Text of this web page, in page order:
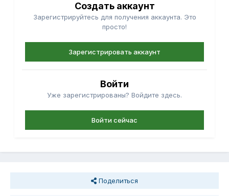
Создать аккаунт
Зарегистрируйтесь для получения аккаунта. Это
просто!
Зарегистрировать аккаунт
Войти
Уже зарегистрированы? Войдите здесь.
Войти сейчас
Поделиться